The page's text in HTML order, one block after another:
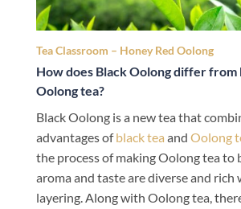
Tea Classroom – Honey Red Oolong
How does Black Oolong differ from
Oolong tea?
Black Oolong is a new tea that
advantages ofblack tea and Oolong
the process of making Oolong tea to
aroma and taste are diverse and rich
layering. Along with Oolong tea,